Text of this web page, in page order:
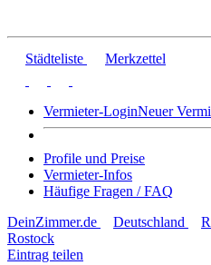
Städteliste Merkzettel
Vermieter-LoginNeuer
Profile und Preise
Vermieter-Infos
Häufige Fragen / FAQ
DeinZimmer.de
Deutschland
Rostock
Eintrag teilen